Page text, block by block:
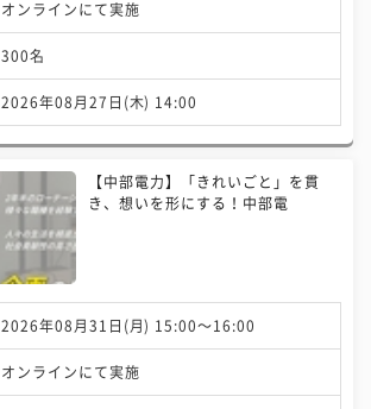
オンラインにて実施
300名
2026年08月27日(木) 14:00
【中部電力】「きれいごと」を貫
き、想いを形にする！中部電
2026年08月31日(月) 15:00〜16:00
オンラインにて実施